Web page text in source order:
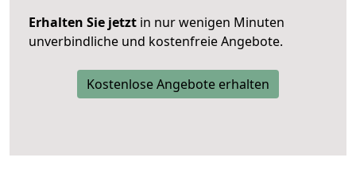
Erhalten Sie jetzt in nur wenigen Minuten
unverbindliche und kostenfreie Angebote.
Kostenlose Angebote erhalten